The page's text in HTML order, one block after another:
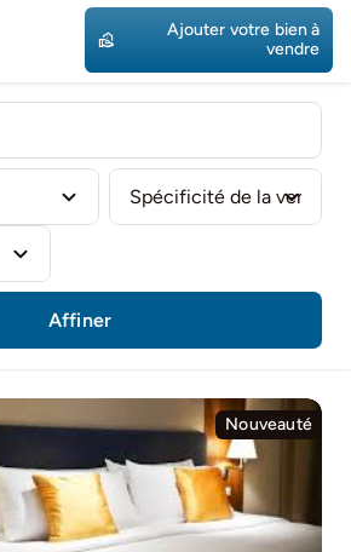
Ajouter votre bien à
vendre
Affiner
Nouveauté